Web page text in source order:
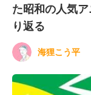
た昭和の人気
り返る
海狸こう平